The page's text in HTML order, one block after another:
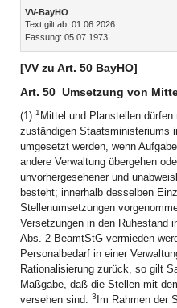
Inhalt
VV-BayHO
Text gilt ab: 01.06.2026
Fassung: 05.07.1973
[VV zu Art. 50 BayHO]
Art. 50 Umsetzung von
(1) 1 Mittel und Planstellen
zuständigen Staatsministeriums
umgesetzt werden, wenn
andere Verwaltung übergehen
unvorhergesehener und
besteht; innerhalb desselben
Stellenumsetzungen
Versetzungen in den Ruhestand
Abs. 2 BeamtStG vermieden
Personalbedarf in einer
Rationalisierung zurück, so gilt
Maßgabe, daß die Stellen mit
versehen sind. 3 Im Rahmen der